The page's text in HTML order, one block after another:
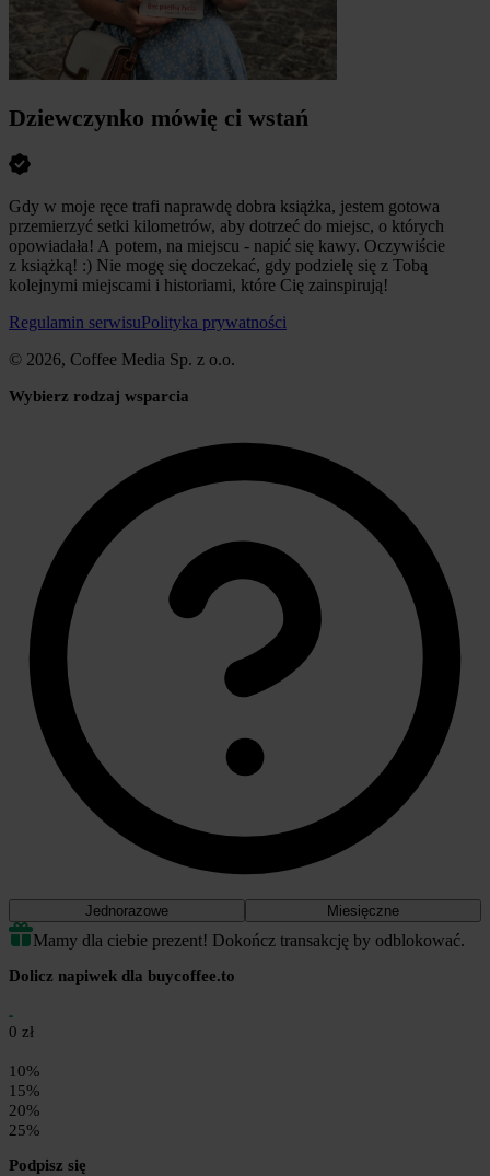
Dziewczynko mówię ci wstań
Gdy w moje ręce trafi naprawdę dobra książka, jestem gotowa
przemierzyć setki kilometrów, aby dotrzeć do miejsc, o których
opowiadała! A potem, na miejscu - napić się kawy. Oczywiście
z książką! :) Nie mogę się doczekać, gdy podzielę się z Tobą
kolejnymi miejscami i historiami, które Cię zainspirują!
Regulamin serwisuPolityka prywatności
© 2026, Coffee Media Sp. z o.o.
Wybierz rodzaj wsparcia
Jednorazowe Miesięczne
Mamy dla ciebie prezent! Dokończ transakcję by odblokować.
Dolicz napiwek dla buycoffee.to
0 zł
10%
15%
20%
25%
Podpisz się